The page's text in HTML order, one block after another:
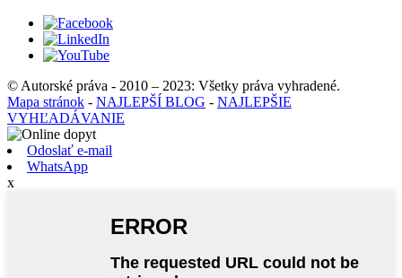
© Autorské práva - 2010 – 2023: Všetky práva vyhradené.
Mapa stránok - NAJLEPŠÍ BLOG - NAJLEPŠIE
VYHĽADÁVANIE
Odoslať e-mail
WhatsApp
x